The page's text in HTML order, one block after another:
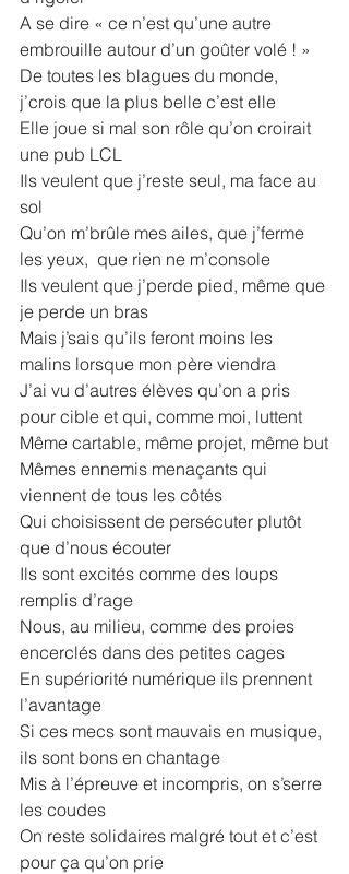
A se dire « ce n’est qu’une autre
embrouille autour d’un goûter volé ! »
De toutes les blagues du monde,
j’crois que la plus belle c’est elle
Elle joue si mal son rôle qu’on croirait
une pub LCL
Ils veulent que j’reste seul, ma face au
sol
Qu’on m’brûle mes ailes, que j’ferme
les yeux,  que rien ne m’console
Ils veulent que j’perde pied, même que
je perde un bras
Mais j’sais qu’ils feront moins les
malins lorsque mon père viendra
J’ai vu d’autres élèves qu’on a pris
pour cible et qui, comme moi, luttent
Même cartable, même projet, même but
Mêmes ennemis menaçants qui
viennent de tous les côtés
Qui choisissent de persécuter plutôt
que d’nous écouter
Ils sont excités comme des loups
remplis d’rage
Nous, au milieu, comme des proies
encerclés dans des petites cages
En supériorité numérique ils prennent
l’avantage
Si ces mecs sont mauvais en musique,
ils sont bons en chantage
Mis à l’épreuve et incompris, on s’serre
les coudes
On reste solidaires malgré tout et c’est
pour ça qu’on prie